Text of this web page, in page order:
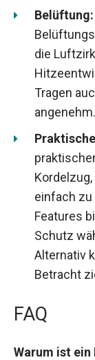
Belüftung:
die
Tragen
angenehm.
einfach zu
Features
Schutz
Alternativ
Betracht
FAQ
Warum ist